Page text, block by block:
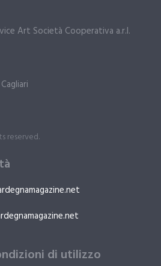
Art Società Cooperativa a.r.l.
reserved.
di utilizzo